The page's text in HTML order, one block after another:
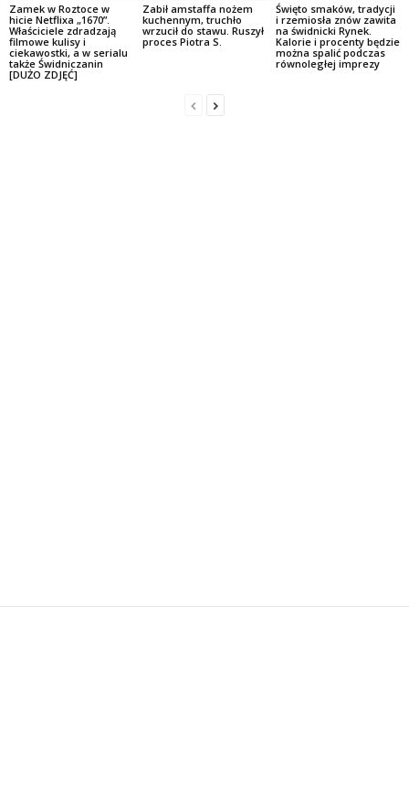
Zamek w Roztoce w
hicie Netflixa „1670”.
Właściciele zdradzają
filmowe kulisy i
ciekawostki, a w serialu
także Świdniczanin
[DUŻO ZDJĘĆ]
Zabił amstaffa nożem
kuchennym, truchło
wrzucił do stawu. Ruszył
proces Piotra S.
Święto smaków, tradycji
i rzemiosła znów zawita
na świdnicki Rynek.
Kalorie i procenty będzie
można spalić podczas
równoległej imprezy